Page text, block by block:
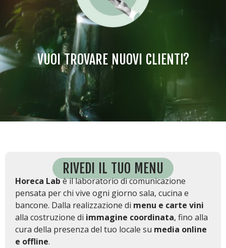
VUOI TROVARE NUOVI CLIENTI?
RIVEDI IL TUO MENU
Horeca Labè il laboratorio di comunicazione
pensata per chi vive ogni giorno sala, cucina e
bancone. Dalla realizzazione di menu e carte vini
alla costruzione di immagine coordinata, fino alla
cura della presenza del tuo locale su media online
e offline.